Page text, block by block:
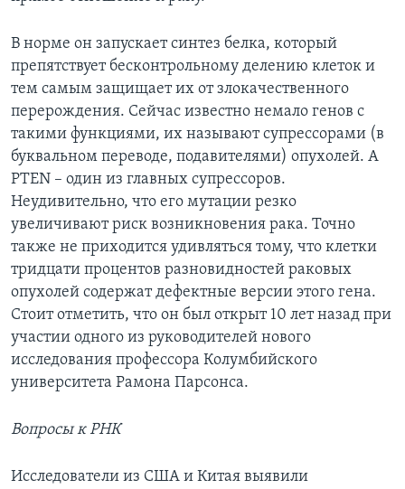
В норме он запускает синтез белка, который
препятствует бесконтрольному делению клеток и
тем самым защищает их от злокачественного
перерождения. Сейчас известно немало генов с
такими функциями, их называют супрессорами (в
буквальном переводе, подавителями) опухолей. А
PTEN – один из главных супрессоров.
Неудивительно, что его мутации резко
увеличивают риск возникновения рака. Точно
также не приходится удивляться тому, что клетки
тридцати процентов разновидностей раковых
опухолей содержат дефектные версии этого гена.
Стоит отметить, что он был открыт 10 лет назад при
участии одного из руководителей нового
исследования профессора Колумбийского
университета Рамона Парсонса.
Вопросы к РНК
Исследователи из США и Китая выявили